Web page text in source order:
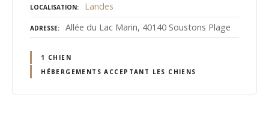
LOCALISATION Landes
ADRESSE Allée du Lac Marin, 40140 Soustons Plage
1 CHIEN
HÉBERGEMENTS ACCEPTANT LES CHIENS